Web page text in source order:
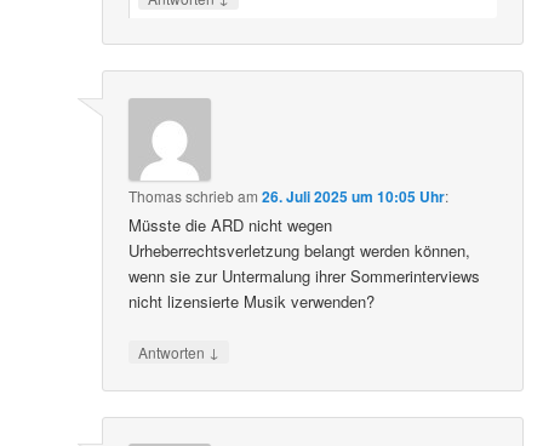
Thomasschriebam26. Juli 2025 um 10:05 Uhr:
Müsste die ARD nicht wegen
Urheberrechtsverletzung belangt werden können,
wenn sie zur Untermalung ihrer Sommerinterviews
nicht lizensierte Musik verwenden?
Antworten ↓